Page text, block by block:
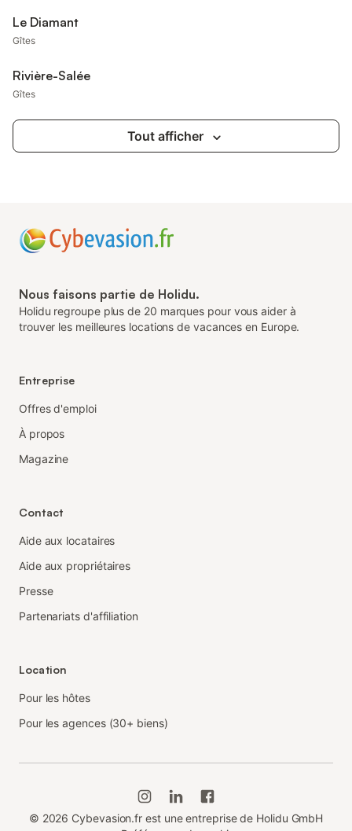
Le Diamant
Gîtes
Rivière-Salée
Gîtes
Tout afficher
Nous faisons partie de Holidu.
Holidu regroupe plus de 20 marques pour vous aider à
trouver les meilleures locations de vacances en Europe.
Entreprise
Offres d'emploi
À propos
Magazine
Contact
Aide aux locataires
Aide aux propriétaires
Presse
Partenariats d'affiliation
Location
Pour les hôtes
Pour les agences (30+ biens)
© 2026 Cybevasion.fr est une entreprise de Holidu GmbH